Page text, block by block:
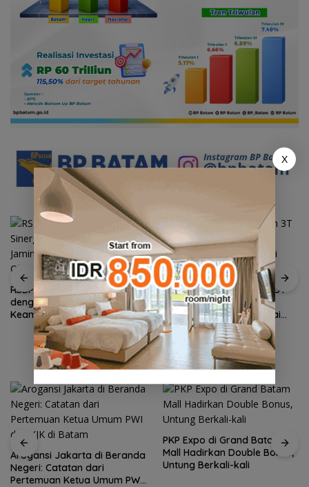
RSBP Batam Perkuat Sinergi
dengan BPOM demi Jamin
Keamanan dan Mutu Obat
Sekolah Kepulauan dan 3T
Kepri Dapat Perhatian
Khusus, Revitalisasi Capai
Rp.97 Miliar
Arogansi Jakarta di Beranda
Negeri: Catatan dari
Pertemuan Ketua Umum PWI
PKP Expo di Grand Batam
Mall Hadirkan Double Bonus,
Untung Berkali-kali
X